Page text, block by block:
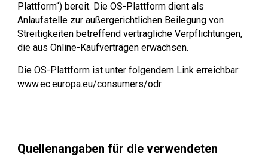
Plattform“) bereit. Die OS-Plattform dient als
Anlaufstelle zur außergerichtlichen Beilegung von
Streitigkeiten betreffend vertragliche Verpflichtungen,
die aus Online-Kaufverträgen erwachsen.
Die OS-Plattform ist unter folgendem Link erreichbar:
www.ec.europa.eu/consumers/odr
Quellenangaben für die verwendeten